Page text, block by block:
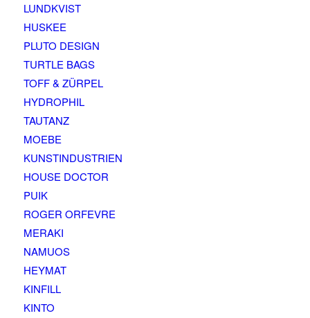
LUNDKVIST
HUSKEE
PLUTO DESIGN
TURTLE BAGS
TOFF & ZÜRPEL
HYDROPHIL
TAUTANZ
MOEBE
KUNSTINDUSTRIEN
HOUSE DOCTOR
PUIK
ROGER ORFEVRE
MERAKI
NAMUOS
HEYMAT
KINFILL
KINTO